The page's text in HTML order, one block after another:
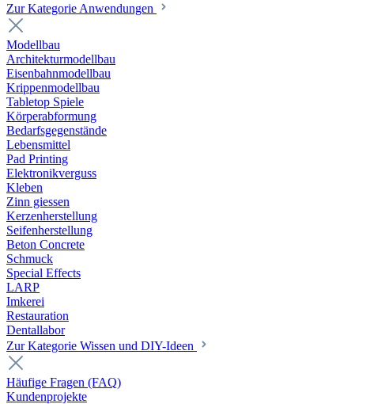
Zur Kategorie Anwendungen
Modellbau
Architekturmodellbau
Eisenbahnmodellbau
Krippenmodellbau
Tabletop Spiele
Körperabformung
Bedarfsgegenstände
Lebensmittel
Pad Printing
Elektronikverguss
Kleben
Zinn giessen
Kerzenherstellung
Seifenherstellung
Beton Concrete
Schmuck
Special Effects
LARP
Imkerei
Restauration
Dentallabor
Zur Kategorie Wissen und DIY-Ideen
Häufige Fragen (FAQ)
Kundenprojekte